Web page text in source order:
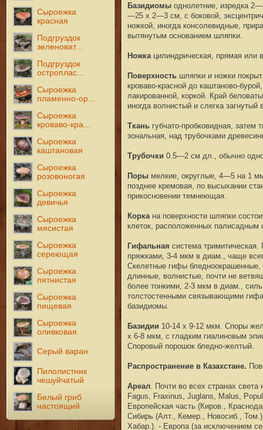
Сыроежка
красная
Подгруздок
зеленоват...
Подгруздок
остроплас...
Сыроежка
пламенно-ор...
Сыроежка
кроваво-кра...
Сыроежка
каштановая
Сыроежка
розовоногая
Сыроежка
девичья
Сыроежка
мясистая
Сыроежка
сереющая
Сыроежка
пятнистая
Сыроежка
пищевая
Сыроежка
оливковая
Серый варан
Пилолистник
чешуйчатый
Белый гриб
настоящий
Базидиомы однолетние, изредка
—25 х 2—3 см, с боковой,
ножкой, иногда консолевидные,
вытянутым основанием шляпки.
Ножка цилиндрическая, прямая
Поверхность шляпки и ножки
кроваво-красной до каштаново-
лакированной, коркой. Край
иногда волнистый и слегка
Ткань губчато-пробковидная,
зональная, над трубочками
Трубочки 0.5—2 см дл., обычно
Поры мелкие, округлые, 4—5 на 1
позднее кремовая, по высыхании
прикосновении темнеющая.
Корка на поверхности шляпки
клеток, расположенных палисадным
Гифальная система
пряжками, 3-4 мкм в диам., чаще
Скелетные гифы
длинные, волнистые, почти не
более тонкими, 2-3 мкм в диам.,
толстостенными связывающими
базидиомы.
Базидии 10-14 х 9-12 мкм. Споры
х 6-8 мкм, с гладким гиалиновым
Споровый порошок бледно-желтый.
Распространение в Казахстане.
Ареал. Почти во всех странах
Fagus, Fraxinus, Juglans, Malus,
Европейская часть (Киров.,
Сибирь (Алт., Кемер., Новосиб.,
Хабар.). - Европа (за исключением